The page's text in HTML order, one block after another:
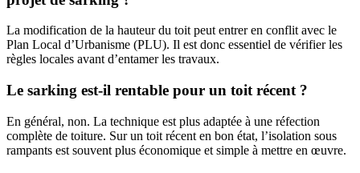
La modification de la hauteur du toit peut entrer en conflit avec le
Plan Local d’Urbanisme (PLU). Il est donc essentiel de vérifier les
règles locales avant d’entamer les travaux.
Le sarking est-il rentable pour un toit récent ?
En général, non. La technique est plus adaptée à une réfection
complète de toiture. Sur un toit récent en bon état, l’isolation sous
rampants est souvent plus économique et simple à mettre en œuvre.